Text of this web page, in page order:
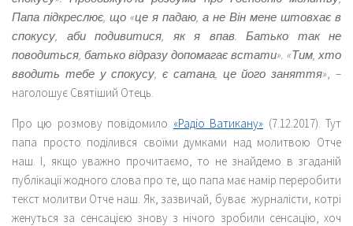
Папа підкреслює, що «це я падаю, а не Він мене штовхає в
спокусу, аби подивитися, як я впав. Батько так не
поводиться, батько відразу допомагає встати». «Тим, хто
вводить тебе у спокусу, є сатана, це його заняття», –
наголошує Святіший Отець.
Про цю розмову повідомило «Радіо Ватикану» (7.12.2017). Тут
папа просто поділився своїми думками над молитвою Отче
наш. І, якщо уважно прочитаємо, то не знайдемо в згаданій
публікації жодного слова про те, що папа має намір переробити
текст молитви Отче наш. Як, зазвичай, буває журналісти, котрі
женуться за сенсацією знову з нічого зробили сенсацію, хоч